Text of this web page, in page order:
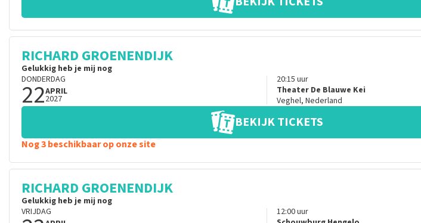
RICHARD GROENENDIJK
Gelukkig heb je mij nog
DONDERDAG
22APRIL
2027
20:15 uur
Theater De Blauwe Kei
Veghel, Nederland
BEKIJK TICKETS
Nog 3 beschikbaar op onze site
RICHARD GROENENDIJK
Gelukkig heb je mij nog
VRIJDAG
12:00uur